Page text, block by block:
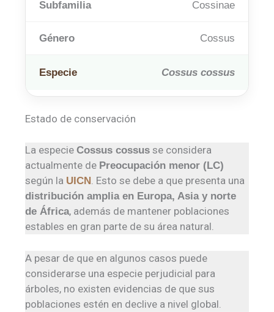
Subfamilia Cossinae
Género Cossus
Especie Cossus cossus
Estado de conservación
La especieCossus cossus se considera
actualmente de Preocupación menor (LC)
según la UICN . Esto se debe a que presenta una
distribución amplia en Europa, Asia y norte
de África, además de mantener poblaciones
estables en gran parte de su área natural.
A pesar de que en algunos casos puede
considerarse una especie perjudicial para
árboles, no existen evidencias de que sus
poblaciones estén en declive a nivel global.